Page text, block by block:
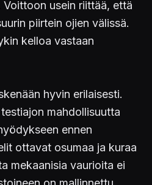
usein riittää, että
piirtein ojien välissä.
kelloa vastaan
hyvin erilaisesti.
mahdollisuutta
ennen
ottavat osumaa ja kuraa
mekaanisia vaurioita ei